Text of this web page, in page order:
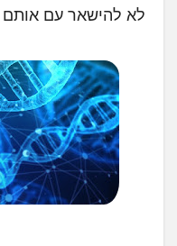
לא להישאר עם אותם